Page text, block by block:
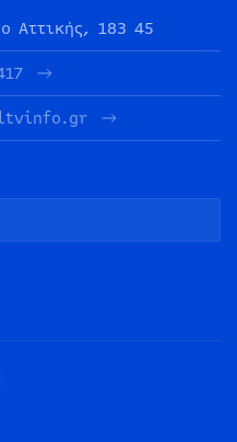
Αττικής, 183 45